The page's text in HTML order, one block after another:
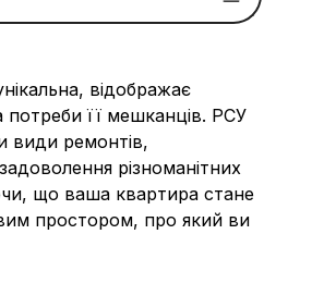
відображає
потреби її мешканців. РСУ
види ремонтів,
різноманітних
що ваша квартира стане
простором, про який ви